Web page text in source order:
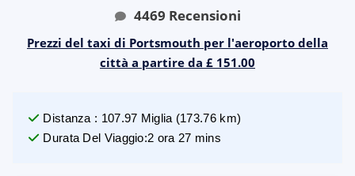
4469 Recensioni
Prezzi del taxi di Portsmouth per l'aeroporto della
città a partire da £ 151.00
Distanza : 107.97 Miglia (173.76km)
Durata Del Viaggio:2 ora 27 mins